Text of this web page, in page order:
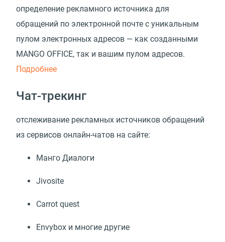
определение рекламного источника для
обращений по электронной почте с уникальным
пулом электронных адресов — как созданными
MANGO OFFICE, так и вашим пулом адресов.
Подробнее
Чат-трекинг
отслеживание рекламных источников обращений
из сервисов онлайн-чатов на сайте:
Манго Диалоги
Jivosite
Carrot quest
Envybox и многие другие